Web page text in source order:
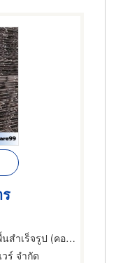
รีตเสริมเหล็กและอัดแรง)
ร์ จำกัด